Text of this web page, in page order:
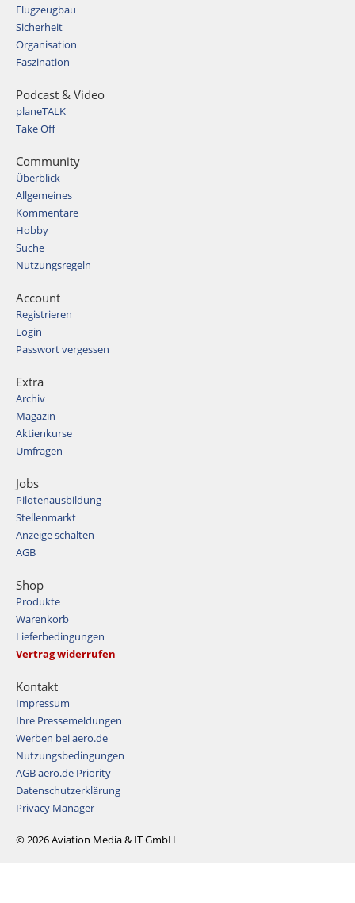
Flugzeugbau
Sicherheit
Organisation
Faszination
Podcast & Video
planeTALK
Take Off
Community
Überblick
Allgemeines
Kommentare
Hobby
Suche
Nutzungsregeln
Account
Registrieren
Login
Passwort vergessen
Extra
Archiv
Magazin
Aktienkurse
Umfragen
Jobs
Pilotenausbildung
Stellenmarkt
Anzeige schalten
AGB
Shop
Produkte
Warenkorb
Lieferbedingungen
Vertrag widerrufen
Kontakt
Impressum
Ihre Pressemeldungen
Werben bei aero.de
Nutzungsbedingungen
AGB aero.de Priority
Datenschutzerklärung
Privacy Manager
© 2026 Aviation Media & IT GmbH